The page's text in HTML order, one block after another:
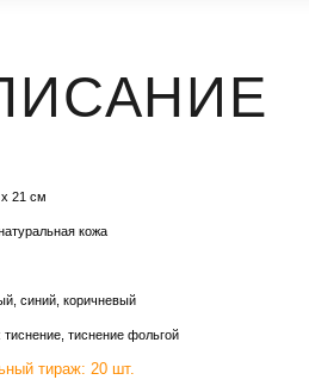
21 см
кожа
синий, коричневый
тиснение фольгой
тираж: 20 шт.